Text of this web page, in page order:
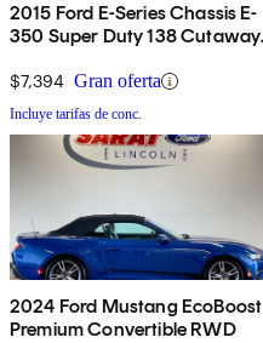
2015 Ford E-Series Chassis E-
350 Super Duty 138 Cutaway
$7,394 Gran oferta
Incluye tarifas de conc.
2024 Ford Mustang EcoBoost
Premium Convertible RWD